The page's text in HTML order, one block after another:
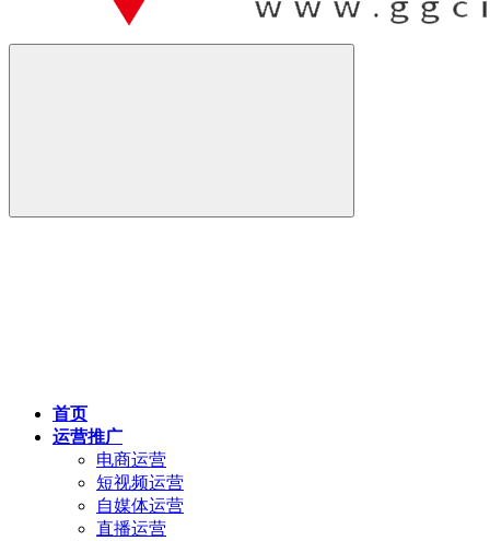
首页
运营推广
电商运营
短视频运营
自媒体运营
直播运营